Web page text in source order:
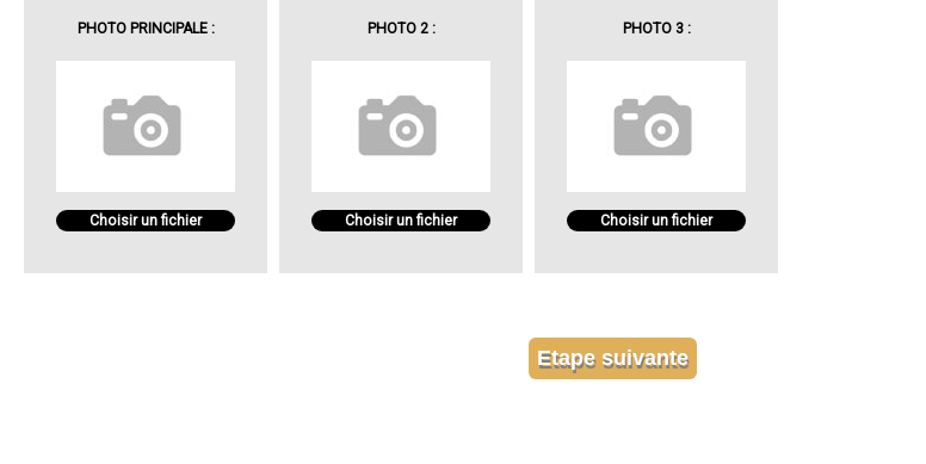
PHOTO PRINCIPALE :
Choisir un fichier
PHOTO 2 :
Choisir un fichier
PHOTO 3 :
Choisir un fichier